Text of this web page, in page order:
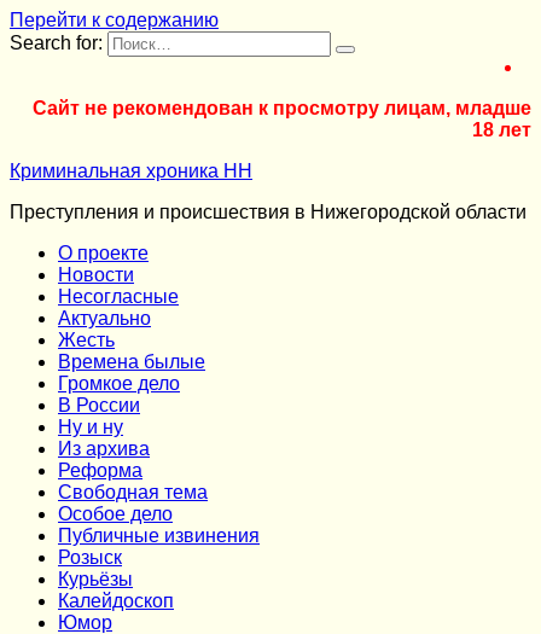
Перейти к содержанию
Search for:
Сайт не рекомендован к просмотру лицам, младше
18 лет
Криминальная хроника НН
Преступления и происшествия в Нижегородской области
О проекте
Новости
Несогласные
Актуально
Жесть
Времена былые
Громкое дело
В России
Ну и ну
Из архива
Реформа
Cвободная тема
Особое дело
Публичные извинения
Розыск
Курьёзы
Калейдоскоп
Юмор